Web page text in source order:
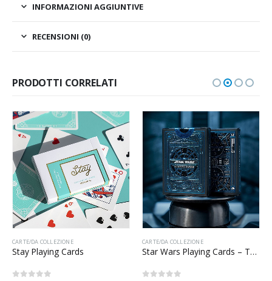
INFORMAZIONI AGGIUNTIVE
RECENSIONI (0)
PRODOTTI CORRELATI
CARTE/DA COLLEZIONE
Stay Playing Cards
CARTE/DA COLLEZIONE
Star Wars Playing Cards – The Light Side